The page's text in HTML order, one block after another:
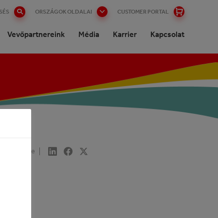
ORSZÁGOK OLDALAI CUSTOMER PORTAL
Vevőpartnereink Média Karrier Kapcsolat
Share